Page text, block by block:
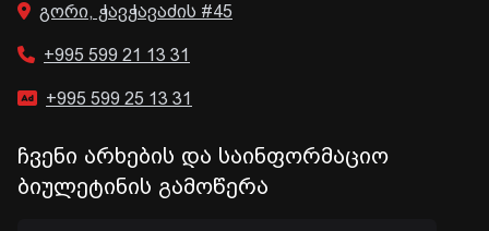
გორი, ჭავჭავაძის #45
+995 599 21 13 31
+995 599 25 13 31
ჩვენი არხების და საინფორმაციო
ბიულეტინის გამოწერა